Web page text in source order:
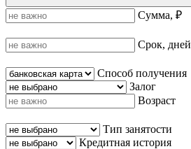
Сумма, ₽
Срок, дней
Способ получения
Залог
Возраст
Тип занятости
Кредитная история